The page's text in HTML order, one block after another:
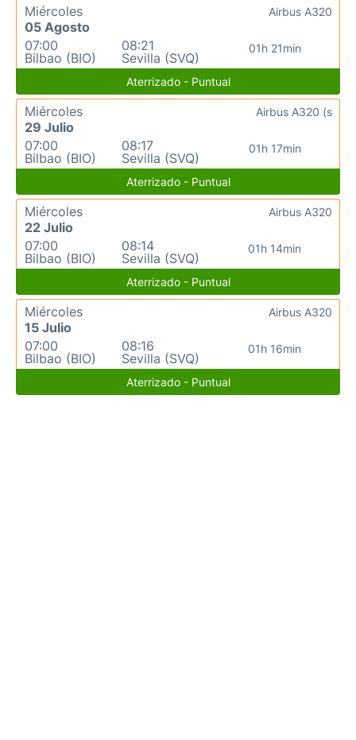
Miércoles
05 Agosto
07:00
Bilbao (BIO)
08:21
Sevilla (SVQ)
01h 21min
Airbus A320
Aterrizado - Puntual
Miércoles
29 Julio
07:00
Bilbao (BIO)
08:17
Sevilla (SVQ)
01h 17min
Airbus A320 (s
Aterrizado - Puntual
Miércoles
22 Julio
07:00
Bilbao (BIO)
08:14
Sevilla (SVQ)
01h 14min
Airbus A320
Aterrizado - Puntual
Miércoles
15 Julio
07:00
Bilbao (BIO)
08:16
Sevilla (SVQ)
01h 16min
Airbus A320
Aterrizado - Puntual